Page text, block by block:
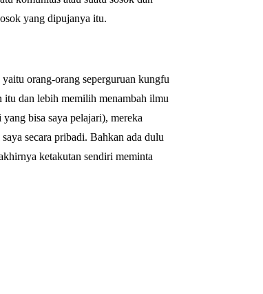
yang dipujanya itu.
orang-orang seperguruan kungfu
itu dan lebih memilih menambah ilmu
bisa saya pelajari), mereka
secara pribadi. Bahkan ada dulu
ketakutan sendiri meminta